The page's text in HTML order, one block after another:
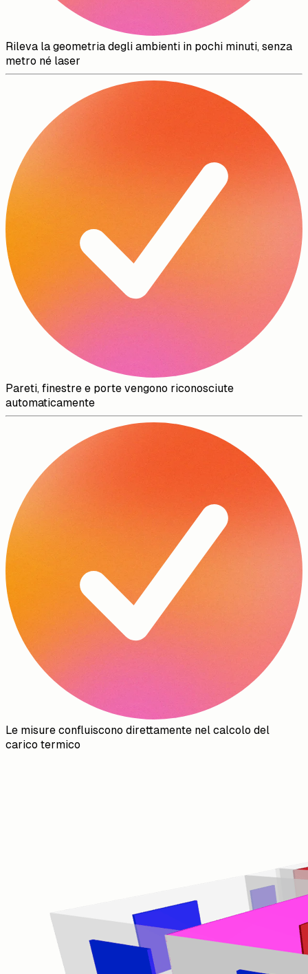
Rileva la geometria degli ambienti in pochi minuti, senza
metro né laser
Pareti, finestre e porte vengono riconosciute
automaticamente
Le misure confluiscono direttamente nel calcolo del
carico termico